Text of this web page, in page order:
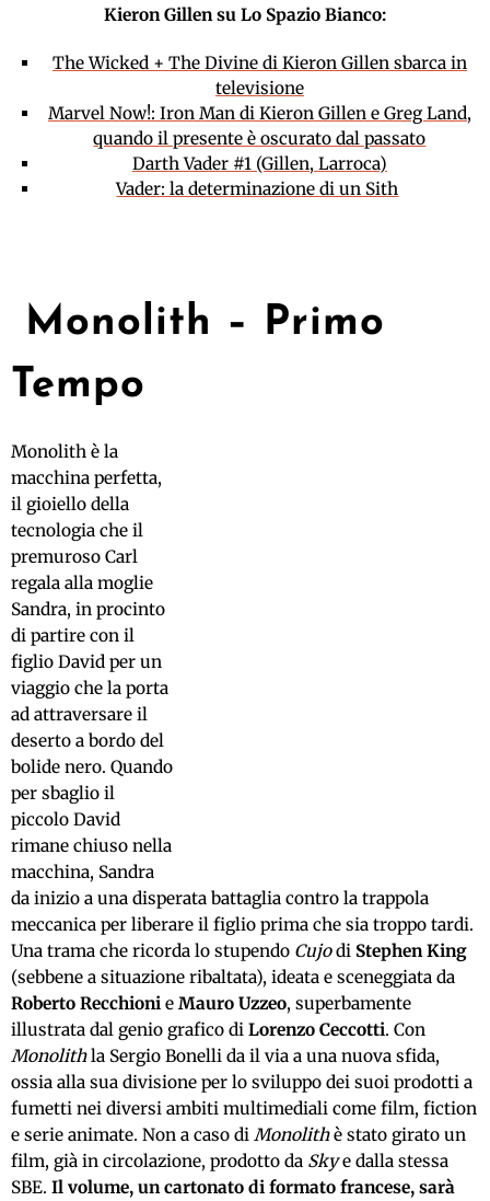
Kieron Gillen su Lo Spazio Bianco:
The Wicked + The Divine di Kieron Gillen sbarca in
televisione
Marvel Now!: Iron Man di Kieron Gillen e Greg Land,
quando il presente è oscurato dal passato
Darth Vader #1 (Gillen, Larroca)
Vader: la determinazione di un Sith
Monolith – Primo
Tempo
Monolith è la
macchina perfetta,
il gioiello della
tecnologia che il
premuroso Carl
regala alla moglie
Sandra, in procinto
di partire con il
figlio David per un
viaggio che la porta
ad attraversare il
deserto a bordo del
bolide nero. Quando
per sbaglio il
piccolo David
rimane chiuso nella
macchina, Sandra
da inizio a una disperata battaglia contro la trappola
meccanica per liberare il figlio prima che sia troppo tardi.
Una trama che ricorda lo stupendo Cujodi Stephen King
(sebbene a situazione ribaltata), ideata e sceneggiata da
Roberto Recchioni e Mauro Uzzeo, superbamente
illustrata dal genio grafico di Lorenzo Ceccotti. Con
Monolithla Sergio Bonelli da il via a una nuova sfida,
ossia alla sua divisione per lo sviluppo dei suoi prodotti a
fumetti nei diversi ambiti multimediali come film, fiction
e serie animate. Non a caso di Monolithè stato girato un
film, già in circolazione, prodotto da Skye dalla stessa
SBE. Il volume, un cartonato di formato francese, sarà